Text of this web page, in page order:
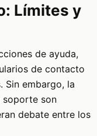
Límites y
de ayuda,
de contacto
Sin embargo, la
soporte son
debate entre los